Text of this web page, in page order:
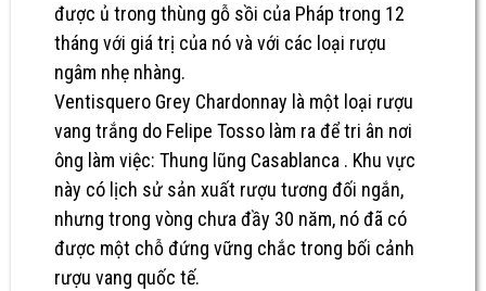
được ủ trong thùng gỗ sồi của Pháp trong 12
tháng với giá trị của nó và với các loại rượu
ngâm nhẹ nhàng.
Ventisquero Grey Chardonnay là một loại rượu
vang trắng do Felipe Tosso làm ra để tri ân nơi
ông làm việc: Thung lũng Casablanca . Khu vực
này có lịch sử sản xuất rượu tương đối ngắn,
nhưng trong vòng chưa đầy 30 năm, nó đã có
được một chỗ đứng vững chắc trong bối cảnh
rượu vang quốc tế.